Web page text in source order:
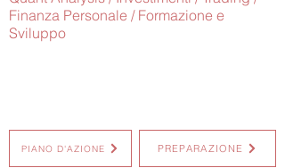
Finanza Personale / Formazione e
Sviluppo
PIANO D'AZIONE PREPARAZIONE